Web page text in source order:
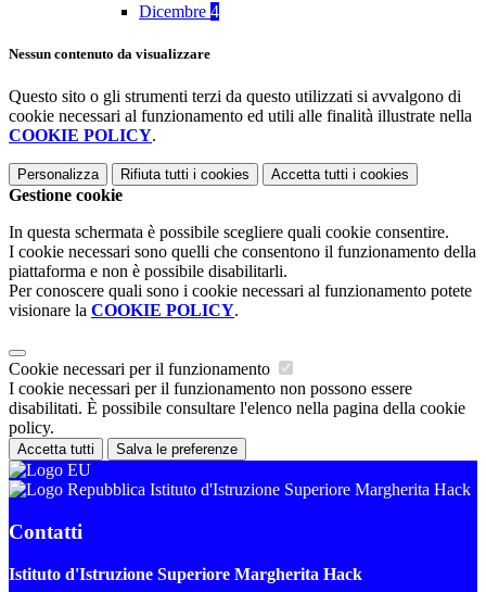
Dicembre 4
Nessun contenuto da visualizzare
Questo sito o gli strumenti terzi da questo utilizzati si avvalgono di
cookie necessari al funzionamento ed utili alle finalità illustrate nella
COOKIE POLICY.
Personalizza Rifiuta tutti i cookies Accetta tutti i cookies
Gestione cookie
In questa schermata è possibile scegliere quali cookie consentire.
I cookie necessari sono quelli che consentono il funzionamento della
piattaforma e non è possibile disabilitarli.
Per conoscere quali sono i cookie necessari al funzionamento potete
visionare la COOKIE POLICY.
Cookie necessari per il funzionamento
I cookie necessari per il funzionamento non possono essere
disabilitati. È possibile consultare l'elenco nella pagina della cookie
policy.
Accetta tutti Salva le preferenze
Istituto d'Istruzione Superiore Margherita Hack
Contatti
Istituto d'Istruzione Superiore Margherita Hack